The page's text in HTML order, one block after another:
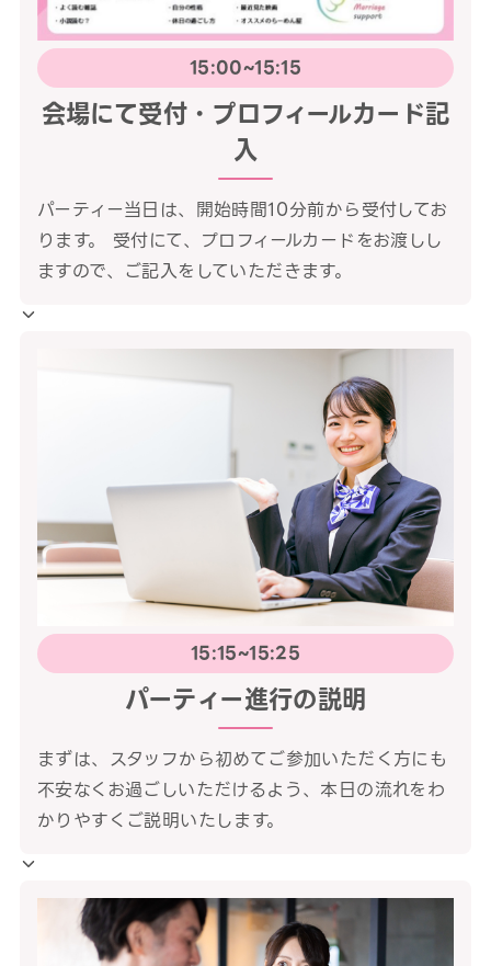
15:00~15:15
会場にて受付・プロフィールカード記
入
パーティー当日は、開始時間10分前から受付してお
ります。 受付にて、プロフィールカードをお渡しし
ますので、ご記入をしていただきます。
15:15~15:25
パーティー進行の説明
まずは、スタッフから初めてご参加いただく方にも
不安なくお過ごしいただけるよう、本日の流れをわ
かりやすくご説明いたします。